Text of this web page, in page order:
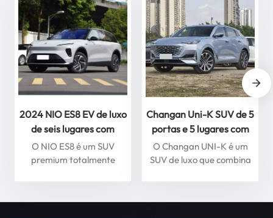
2024 NIO ES8 EV de luxo
de seis lugares com
condução inteligente,
veículo de energia nova
O NIO ES8 é um SUV
premium totalmente
inteligentes. Alimentado
Changan Uni-K SUV de 5
portas e 5 lugares com
vista panorâmica de 360
graus carro a gasolina
O Changan UNI-K é um
SUV de luxo que combina
possui um motor 2.0T